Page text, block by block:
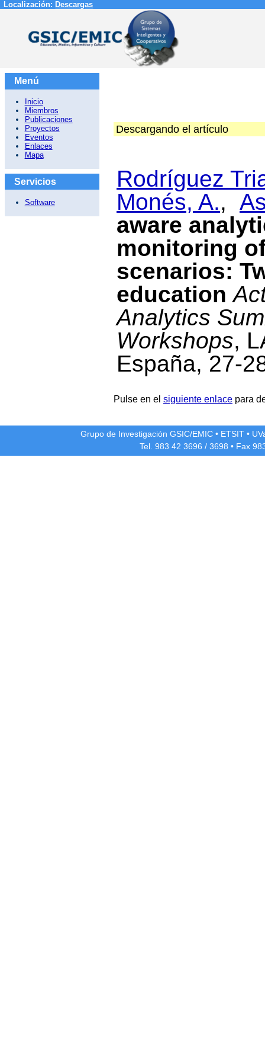
Localización: Descargas
Menú
Inicio
Miembros
Publicaciones
Proyectos
Eventos
Enlaces
Mapa
Servicios
Software
Descargando el artículo
Rodríguez
Monés, A.,
aware
monitoring
scenarios:
education
Analytics
Workshops,
España, 27-
Pulse en el siguiente enlace para
Grupo de Investigación GSIC/EMIC • ETSIT •
Tel. 983 42 3696 / 3698 • Fax